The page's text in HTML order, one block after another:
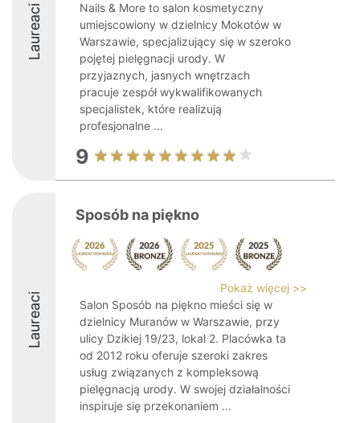
Laureaci
Nails & More to salon kosmetyczny
umiejscowiony w dzielnicy Mokotów w
Warszawie, specjalizujący się w szeroko
pojętej pielęgnacji urody. W
przyjaznych, jasnych wnętrzach
pracuje zespół wykwalifikowanych
specjalistek, które realizują
profesjonalne ...
9
Laureaci
Sposób na piękno
Pokaż więcej >>
Salon Sposób na piękno mieści się w
dzielnicy Muranów w Warszawie, przy
ulicy Dzikiej 19/23, lokal 2. Placówka ta
od 2012 roku oferuje szeroki zakres
usług związanych z kompleksową
pielęgnacją urody. W swojej działalności
inspiruje się przekonaniem ...